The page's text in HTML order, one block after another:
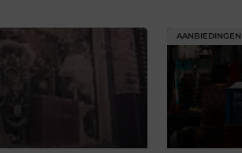
AANBIEDINGEN